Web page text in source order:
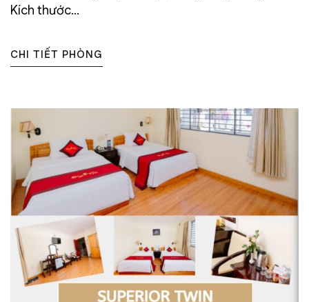
Kích thước...
CHI TIẾT PHÒNG